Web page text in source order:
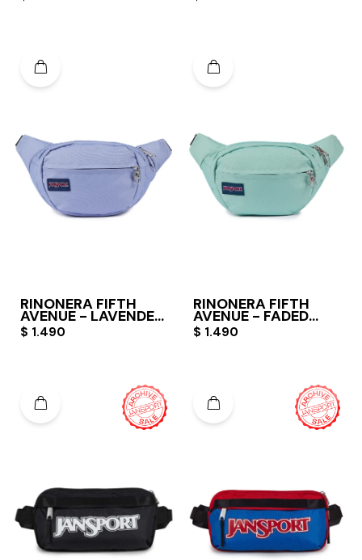
RIÑONERA FIFTH
AVENUE - LAVENDER
ASH
$ 1.490
RIÑONERA FIFTH
AVENUE - FADED
SAGE
$ 1.490